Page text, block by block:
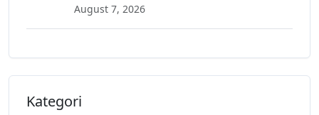
August 7, 2026
Kategori